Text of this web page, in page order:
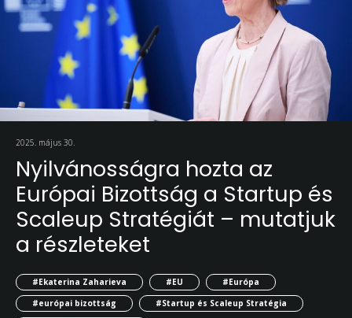
2025. május 30.
Nyilvánosságra hozta az
Európai Bizottság a Startup és
Scaleup Stratégiát – mutatjuk
a részleteket
#Ekaterina Zaharieva #EU
#Európa
#európai bizottság
#Startup és Scaleup Stratégia